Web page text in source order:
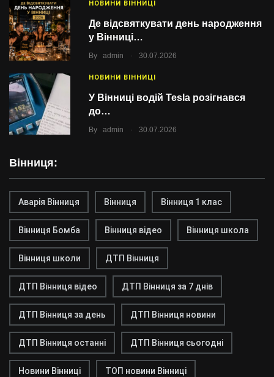
НОВИНИ ВІННИЦІ
Де відсвяткувати день народження
у Вінниці…
By admin . 30.07.2026
НОВИНИ ВІННИЦІ
У Вінниці водій Tesla розігнався
до…
By admin . 30.07.2026
Вінниця:
Аварія Вінниця Вінниця Вінниця 1 клас
Вінниця Бомба Вінниця відео Вінниця школа
Вінниця школи ДТП Вінниця
ДТП Вінниця відео ДТП Вінниця за 7 днів
ДТП Вінниця за день ДТП Вінниця новини
ДТП Вінниця останні ДТП Вінниця сьогодні
Новини Вінниці ТОП новини Вінниці